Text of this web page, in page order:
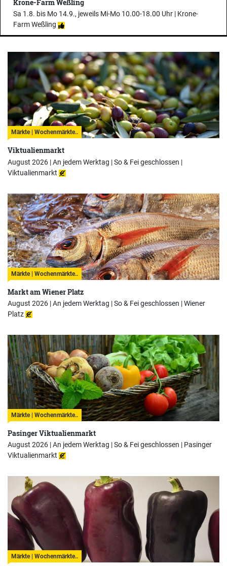
Krone-Farm Weßling
Sa 1.8. bis Mo 14.9., jeweils Mi-Mo 10.00-18.00 Uhr | Krone-
Farm Weßling
Märkte | Wochenmärkte..
Viktualienmarkt
August 2026 | An jedem Werktag | So & Fei geschlossen |
Viktualienmarkt
Märkte | Wochenmärkte..
Markt am Wiener Platz
August 2026 | An jedem Werktag | So & Fei geschlossen |Wiener
Platz
Märkte | Wochenmärkte..
Pasinger Viktualienmarkt
August 2026 | An jedem Werktag | So & Fei geschlossen | Pasinger
Viktualienmarkt
Märkte | Wochenmärkte..